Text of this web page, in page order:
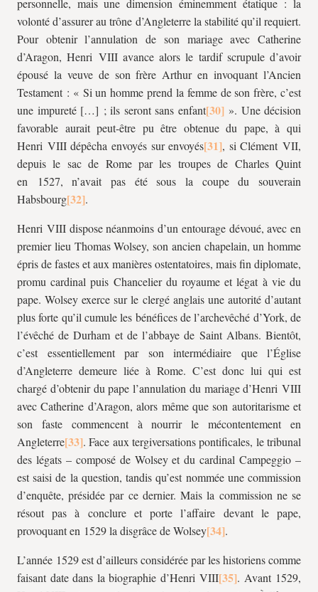
personnelle, mais une dimension éminemment étatique : la
volonté d’assurer au trône d’Angleterre la stabilité qu’il requiert.
Pour obtenir l’annulation de son mariage avec Catherine
d’Aragon, Henri VIII avance alors le tardif scrupule d’avoir
épousé la veuve de son frère Arthur en invoquant l’Ancien
Testament : « Si un homme prend la femme de son frère, c’est
une impureté […] ; ils seront sans enfant
». Une décision
favorable aurait peut-être pu être obtenue du pape, à qui
Henri VIII dépêcha envoyés sur envoyés
, si Clément VII,
depuis le sac de Rome par les troupes de Charles Quint
en 1527, n’avait pas été sous la coupe du souverain
Habsbourg
.
Henri VIII dispose néanmoins d’un entourage dévoué, avec en
premier lieu Thomas Wolsey, son ancien chapelain, un homme
épris de fastes et aux manières ostentatoires, mais fin diplomate,
promu cardinal puis Chancelier du royaume et légat à vie du
pape. Wolsey exerce sur le clergé anglais une autorité d’autant
plus forte qu’il cumule les bénéfices de l’archevêché d’York, de
l’évêché de Durham et de l’abbaye de Saint Albans. Bientôt,
c’est essentiellement par son intermédiaire que l’Église
d’Angleterre demeure liée à Rome. C’est donc lui qui est
chargé d’obtenir du pape l’annulation du mariage d’Henri VIII
avec Catherine d’Aragon, alors même que son autoritarisme et
son faste commencent à nourrir le mécontentement en
Angleterre
. Face aux tergiversations pontificales, le tribunal
des légats – composé de Wolsey et du cardinal Campeggio –
est saisi de la question, tandis qu’est nommée une commission
d’enquête, présidée par ce dernier. Mais la commission ne se
résout pas à conclure et porte l’affaire devant le pape,
provoquant en 1529 la disgrâce de Wolsey
.
L’année 1529 est d’ailleurs considérée par les historiens comme
faisant date dans la biographie d’Henri VIII
. Avant 1529,